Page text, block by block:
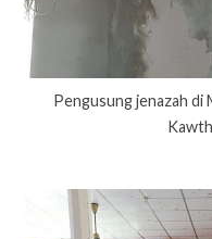
Pengusung jenazah di